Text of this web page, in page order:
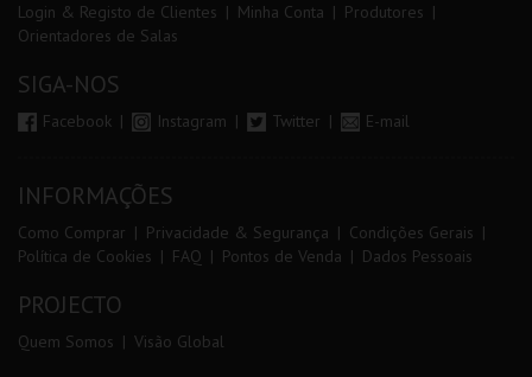
Login & Registo de Clientes Minha Conta
Produtores
Orientadores de Salas
SIGA-NOS
Facebook Instagram Twitter E-mail
INFORMAÇÕES
Como Comprar Privacidade & Segurança
Condições Gerais
Política de Cookies
FAQ Pontos de Venda Dados Pessoais
PROJECTO
Quem Somos Visão Global